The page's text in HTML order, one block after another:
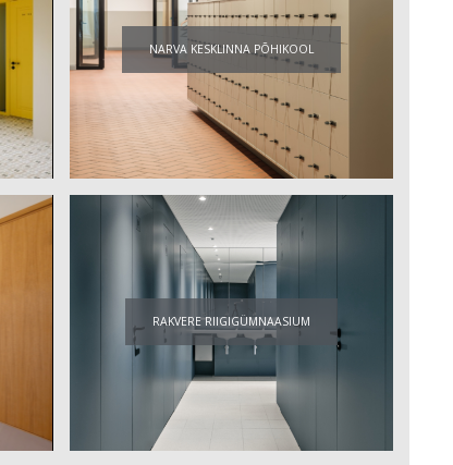
NARVA KESKLINNA PÕHIKOOL
RAKVERE RIIGIGÜMNAASIUM